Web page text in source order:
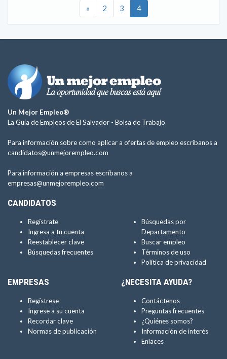
« 2 3 4
Un Mejor Empleo®
La Guía de Empleos de El Salvador - Bolsa de Trabajo
Para información sobre como aplicar a ofertas de empleo escríbanos a
candidatos@unmejorempleo.com
Para información a empresas escríbanos a
empresas@unmejorempleo.com
CANDIDATOS
Regístrate
Ingresa a tu cuenta
Reestablecer clave
Búsquedas frecuentes
Búsquedas por
Departamento
Buscar empleo
Términos de uso
Política de privacidad
EMPRESAS
Regístrese
Ingrese a su cuenta
Recordar clave
Normas de publicación
¿NECESITA AYUDA?
Contáctenos
Preguntas frecuentes
¿Quiénes somos?
Información de interés
Enlaces